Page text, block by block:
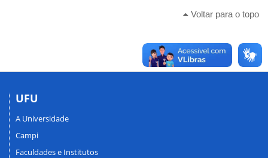
Voltar para o topo
UFU
A Universidade
Campi
Faculdades e Institutos